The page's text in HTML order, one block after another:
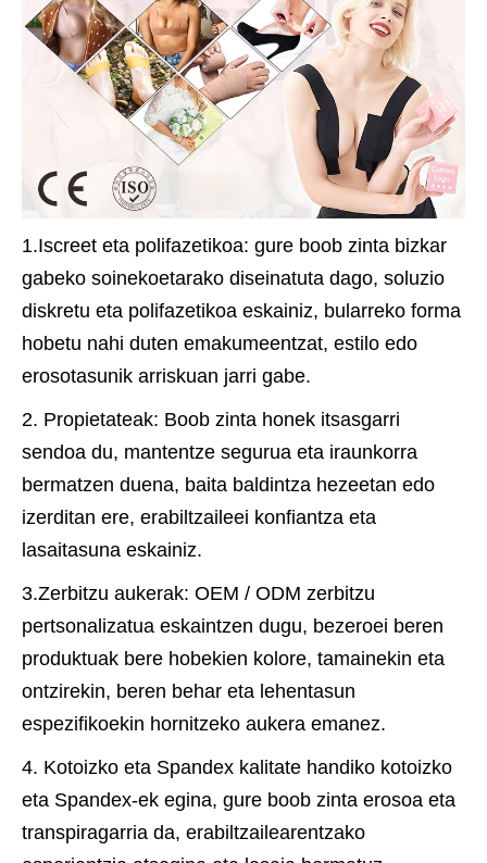
1.Iscreet eta polifazetikoa: gure boob zinta bizkar
gabeko soinekoetarako diseinatuta dago, soluzio
diskretu eta polifazetikoa eskainiz, bularreko forma
hobetu nahi duten emakumeentzat, estilo edo
erosotasunik arriskuan jarri gabe.
2. Propietateak: Boob zinta honek itsasgarri
sendoa du, mantentze segurua eta iraunkorra
bermatzen duena, baita baldintza hezeetan edo
izerditan ere, erabiltzaileei konfiantza eta
lasaitasuna eskainiz.
3.Zerbitzu aukerak: OEM / ODM zerbitzu
pertsonalizatua eskaintzen dugu, bezeroei beren
produktuak bere hobekien kolore, tamainekin eta
ontzirekin, beren behar eta lehentasun
espezifikoekin hornitzeko aukera emanez.
4. Kotoizko eta Spandex kalitate handiko kotoizko
eta Spandex-ek egina, gure boob zinta erosoa eta
transpiragarria da, erabiltzailearentzako